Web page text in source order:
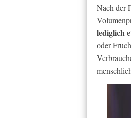
Nach der
lediglich
oder